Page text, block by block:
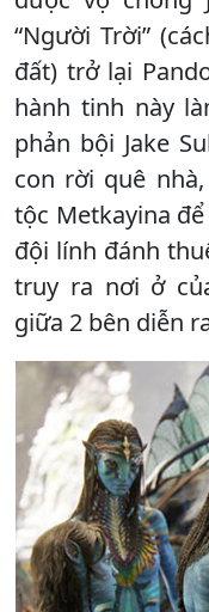
“Người Trời”
đất) trở lại
hành tinh này
phản bội Jake
con rời quê
tộc Metkayina
đội lính đánh
truy ra nơi ở
giữa 2 bên diễn